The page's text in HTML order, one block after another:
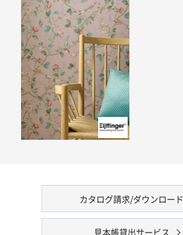
カタログ請求/ダウンロード
見本帳貸出サービス